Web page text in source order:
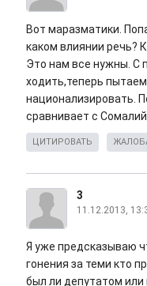
Вот маразматики.
каком влиянии речь?
Это нам все нужны. С
ходить,теперь
национализировать.
сравнивает с
ЦИТИРОВАТЬ
3
11.12.2013,
Я уже предсказываю
гонения за теми кто
был ли депутатом или